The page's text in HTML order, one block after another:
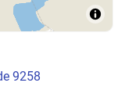
9258